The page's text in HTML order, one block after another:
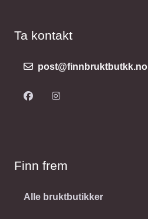
Ta kontakt
post@finnbruktbutkk.no
Finn frem
Alle bruktbutikker